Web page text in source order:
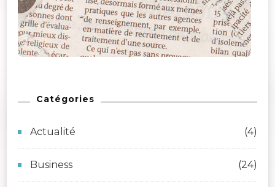
Catégories
Actualité (4)
Business (24)